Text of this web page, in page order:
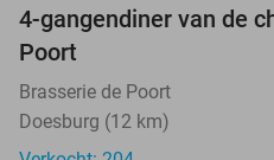
4-gangendiner van de
Poort
Brasserie de Poort
Doesburg (12 km)